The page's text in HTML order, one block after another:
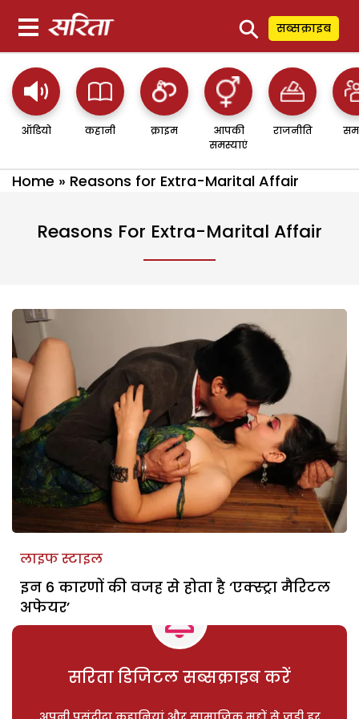
⚲ सब्सक्राइब
ऑडियो कहानी क्राइम
आपकी
समस्याएं
राजनीति
Home » Reasons for Extra-Marital Affair
Reasons For Extra-Marital Affair
लाइफ स्टाइल
इन 6 कारणों की वजह से होता है ‘एक्स्ट्रा मैरिटल
अफेयर’
सरिता डिजिटल सब्सक्राइब करें